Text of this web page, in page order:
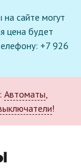
на сайте могут
цена будет
+7 926
Автоматы,
!